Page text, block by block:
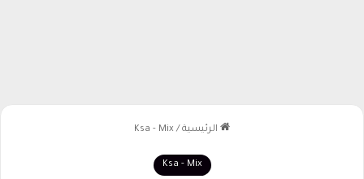
الرئيسية /
Ksa - Mix
Ksa - Mix